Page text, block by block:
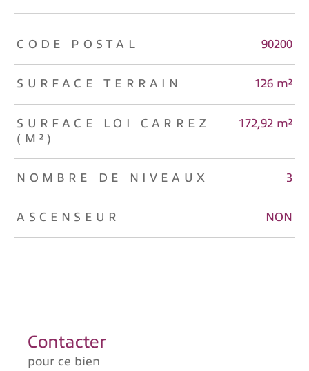
TRAD_ZEPHYR_Caracteristique TRAD_ZEPHYR_Valeurs
CODE POSTAL 90200
SURFACE TERRAIN 126 m²
SURFACE LOI CARREZ
(M²)
172,92 m²
NOMBRE DE NIVEAUX 3
ASCENSEUR NON
Contacter
pour ce bien